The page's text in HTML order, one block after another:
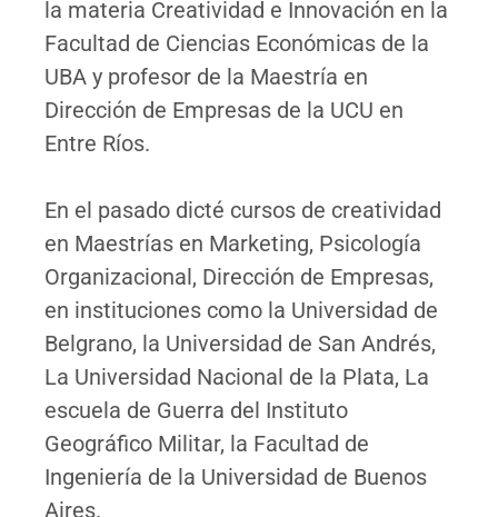
la materia Creatividad e Innovación en la
Facultad de Ciencias Económicas de la
UBA y profesor de la Maestría en
Dirección de Empresas de la UCU en
Entre Ríos.
En el pasado dicté cursos de creatividad
en Maestrías en Marketing, Psicología
Organizacional, Dirección de Empresas,
en instituciones como la Universidad de
Belgrano, la Universidad de San Andrés,
La Universidad Nacional de la Plata, La
escuela de Guerra del Instituto
Geográfico Militar, la Facultad de
Ingeniería de la Universidad de Buenos
Aires.